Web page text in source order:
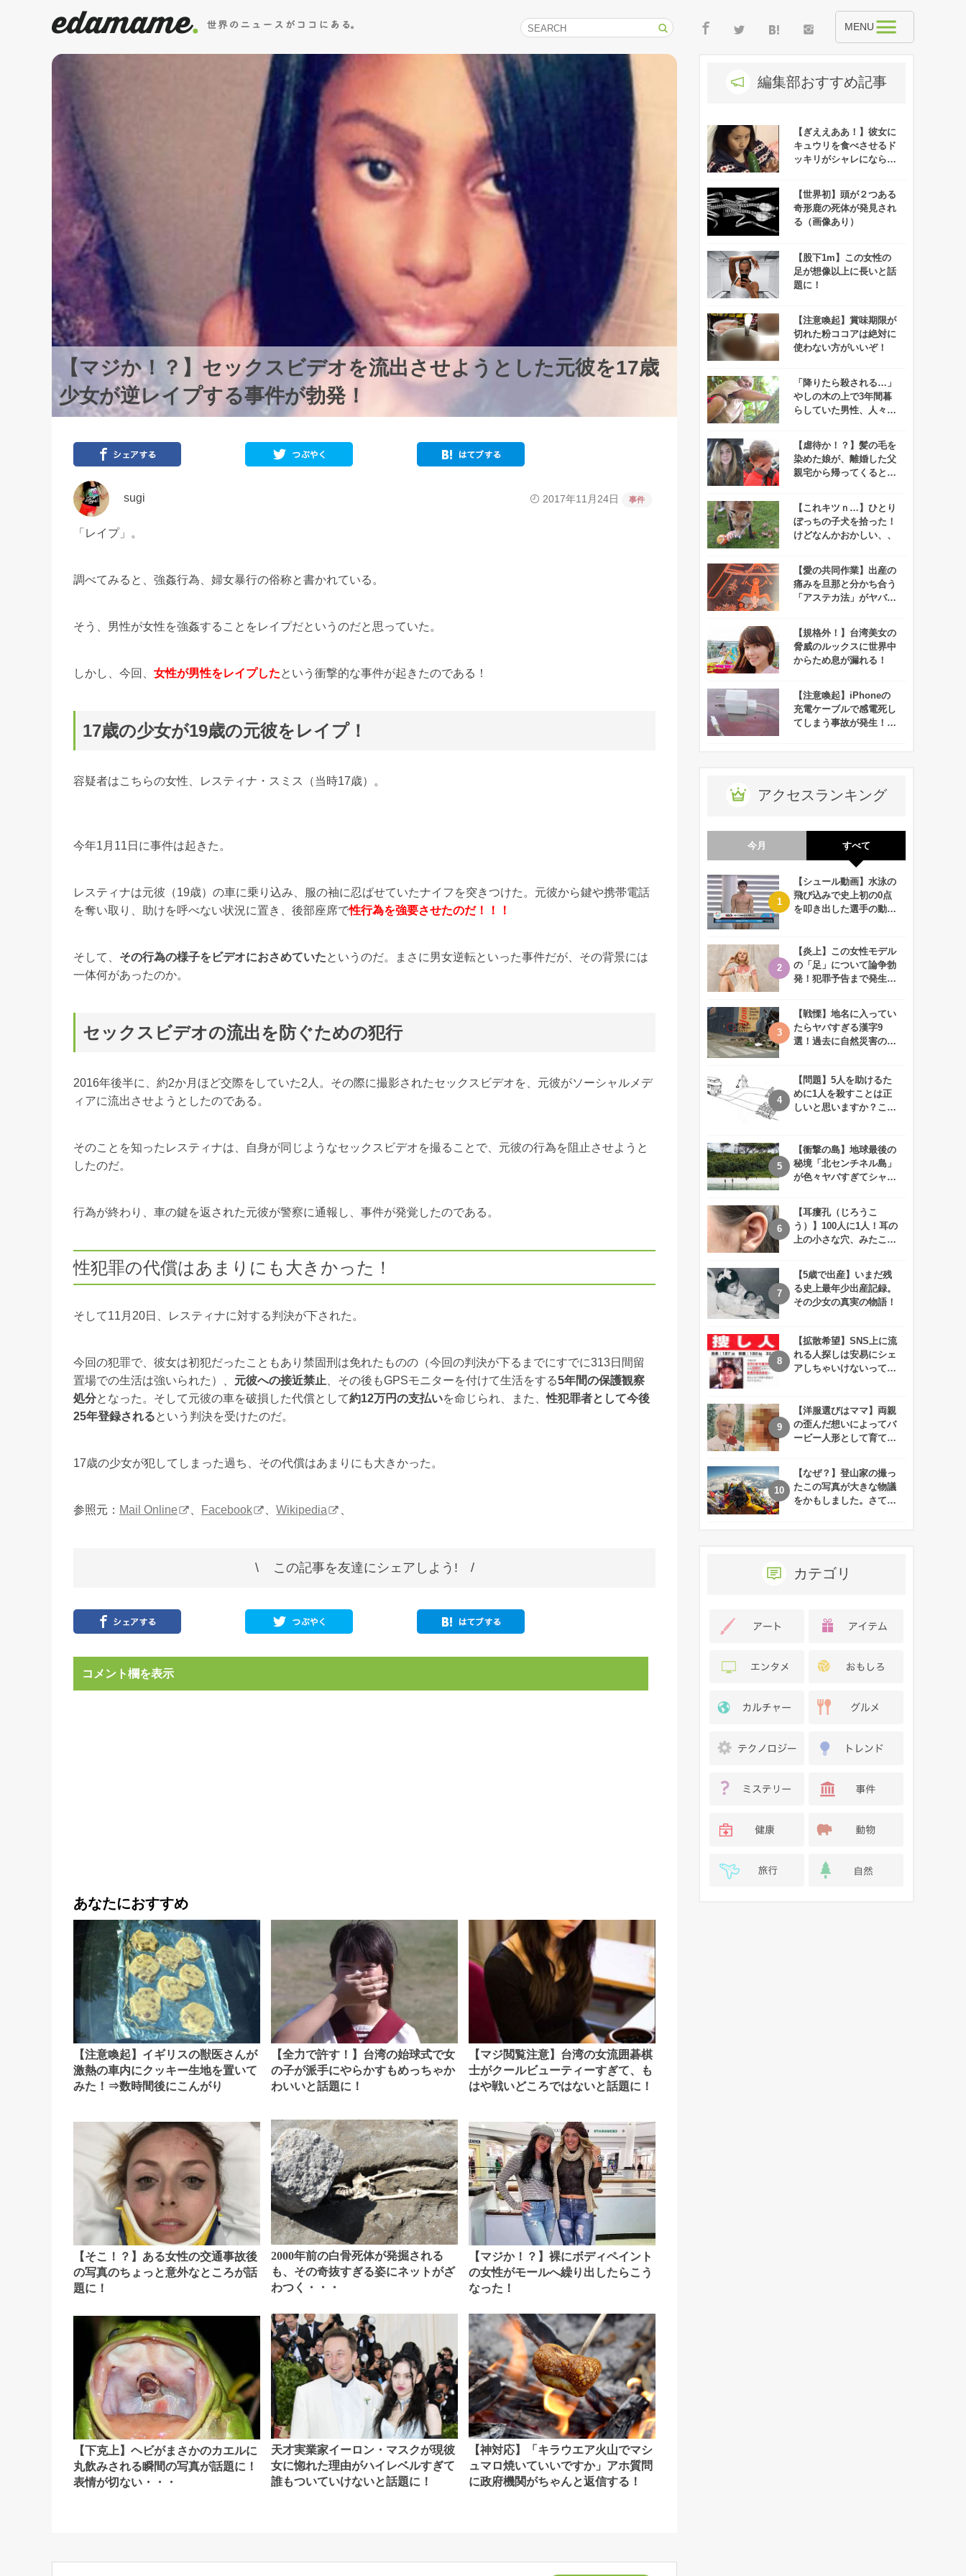
MENU
【マジか！？】セックスビデオを流出させようとした元彼を17歳
少女が逆レイプする事件が勃発！
sugi 2017年11月24日 事件
「レイプ」。
調べてみると、強姦行為、婦女暴行の俗称と書かれている。
そう、男性が女性を強姦することをレイプだというのだと思っていた。
しかし、今回、 女性が男性をレイプしたという衝撃的な事件が起きたのである！
17歳の少女が19歳の元彼をレイプ！
容疑者はこちらの女性、レスティナ・スミス（当時17歳）。
今年1月11日に事件は起きた。
レスティナは元彼（19歳）の車に乗り込み、服の袖に忍ばせていたナイフを突きつけた。元彼から鍵や携帯電話
を奪い取り、助けを呼べない状況に置き、後部座席で性行為を強要させたのだ！！！
そして、 その行為の様子をビデオにおさめていたというのだ。まさに男女逆転といった事件だが、その背景には
一体何があったのか。
セックスビデオの流出を防ぐための犯行
2016年後半に、約2か月ほど交際をしていた2人。その際に撮影されたセックスビデオを、元彼がソーシャルメデ
ィアに流出させようとしたのである。
そのことを知ったレスティナは、自身が同じようなセックスビデオを撮ることで、元彼の行為を阻止させようと
したのだ。
行為が終わり、車の鍵を返された元彼が警察に通報し、事件が発覚したのである。
性犯罪の代償はあまりにも大きかった！
そして11月20日、レスティナに対する判決が下された。
今回の犯罪で、彼女は初犯だったこともあり禁固刑は免れたものの（今回の判決が下るまでにすでに313日間留
置場での生活は強いられた）、 元彼への接近禁止 、その後もGPSモニターを付けて生活をする5年間の保護観察
処分となった。そして元彼の車を破損した代償として約12万円の支払いを命じられ、また、性犯罪者として今後
25年登録されるという判決を受けたのだ。
17歳の少女が犯してしまった過ち、その代償はあまりにも大きかった。
参照元： Mail Online Facebook 、Wikipedia
この記事を友達にシェアしよう! /
コメント欄を表示
あなたにおすすめ
【注意喚起】イギリスの獣医さんが
激熱の車内にクッキー生地を置いて
みた！⇒数時間後にこんがり
【全力で許す！】台湾の始球式で女
の子が派手にやらかすもめっちゃか
わいいと話題に！
【マジ閲覧注意】台湾の女流囲碁棋
士がクールビューティーすぎて、も
はや戦いどころではないと話題に！
【そこ！？】ある女性の交通事故後
の写真のちょっと意外なところが話
題に！
2000年前の白骨死体が発掘される
も、その奇抜すぎる姿にネットがざ
わつく・・・
【マジか！？】裸にボディペイント
の女性がモールへ繰り出したらこう
なった！
【下克上】ヘビがまさかのカエルに
丸飲みされる瞬間の写真が話題に！
表情が切ない・・・
天才実業家イーロン・マスクが現彼
女に惚れた理由がハイレベルすぎて
誰もついていけないと話題に！
【神対応】「キラウエア火山でマシ
ュマロ焼いていいですか」アホ質問
に政府機関がちゃんと返信する！
編集部おすすめ記事
【ぎええああ！】彼女に
キュウリを食べさせるド
ッキリがシャレにならな
ル！！
【世界初】頭が２つある
奇形鹿の死体が発見され
る（画像あり）
【股下1m】この女性の
足が想像以上に長いと話
題に！
【注意喚起】賞味期限が
切れた粉ココアは絶対に
使わない方がいいぞ！
「降りたら殺される…」
やしの木の上で3年間暮
らしていた男性、人々の
【虐待か！？】髪の毛を
染めた娘が、離婚した父
親宅から帰ってくるとト
【これキツｎ…】ひとり
ぼっちの子犬を拾った！
けどなんかおかしい、、
【愛の共同作業】出産の
痛みを旦那と分かち合う
「アステカ法」がヤバす
【規格外！】台湾美女の
脅威のルックスに世界中
からため息が漏れる！
【注意喚起】iPhoneの
充電ケーブルで感電死し
てしまう事故が発生！！
アクセスランキング
今月 すべて
【シュール動画】水泳の
飛び込みで史上初の0点
を叩き出した選手の動画
【炎上】この女性モデル
の「足」について論争勃
発！犯罪予告まで発生す
【戦慄】地名に入ってい
たらヤバすぎる漢字9
選！過去に自然災害の歴
【問題】5人を助けるた
めに1人を殺すことは正
しいと思いますか？この
【衝撃の島】地球最後の
秘境「北センチネル島」
が色々ヤバすぎてシャレ
【耳瘻孔（じろうこ
う）】100人に1人！耳の
上の小さな穴、みたこと
【5歳で出産】いまだ残
る史上最年少出産記録。
その少女の真実の物語！
【拡散希望】SNS上に流
れる人探しは安易にシェ
アしちゃいけないって知
【洋服選びはママ】両親
の歪んだ想いによってバ
ービー人形として育てら
【なぜ？】登山家の撮っ
たこの写真が大きな物議
をかもしました。さて、
カテゴリ